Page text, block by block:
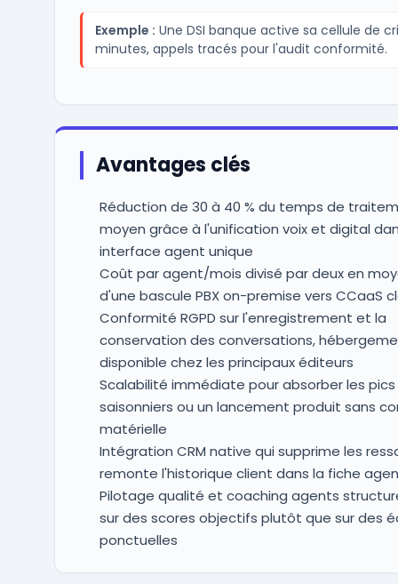
Exemple : Une DSI banque active sa cellule de
minutes, appels tracés pour l'audit conformité.
Avantages clés
Réduction de 30 à 40 % du temps de
moyen grâce à l'unification voix et digital
interface agent unique
Coût par agent/mois divisé par deux en
d'une bascule PBX on-premise vers CCaaS
Conformité RGPD sur l'enregistrement et la
conservation des conversations,
disponible chez les principaux éditeurs
Scalabilité immédiate pour absorber les pics
saisonniers ou un lancement produit sans
matérielle
Intégration CRM native qui supprime les
remonte l'historique client dans la fiche
Pilotage qualité et coaching agents
sur des scores objectifs plutôt que sur des
ponctuelles